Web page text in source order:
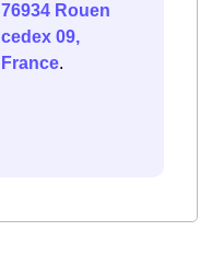
76934 Rouen
cedex 09,
France.